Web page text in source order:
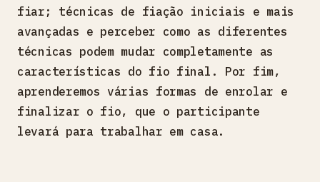
fiar; técnicas de fiação iniciais e mais
avançadas e perceber como as diferentes
técnicas podem mudar completamente as
características do fio final. Por fim,
aprenderemos várias formas de enrolar e
finalizar o fio, que o participante
levará para trabalhar em casa.